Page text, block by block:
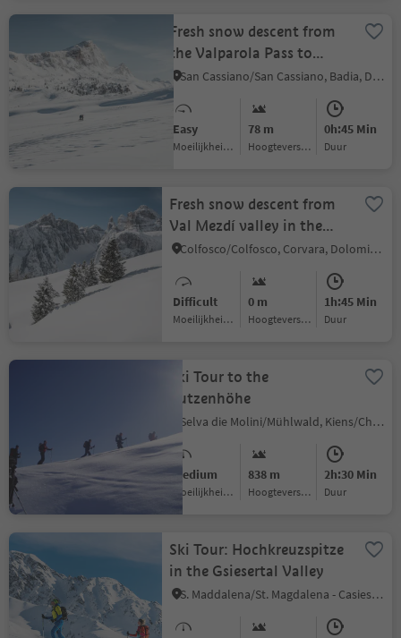
Fresh snow descent from
the Valparola Pass to
Armentarola
San Cassiano/San Cassiano, Badia, Dolomites Region Alta Badia
Easy
Moeilijkheidsgraad
78 m
Hoogteverschil
0h:45 Min
Duur
Fresh snow descent from
Val Mezdí valley in the
Sella group
Colfosco/Colfosco, Corvara, Dolomites Region Alta Badia
Difficult
Moeilijkheidsgraad
0 m
Hoogteverschil
1h:45 Min
Duur
Ski Tour to the
Putzenhöhe
Selva die Molini/Mühlwald, Kiens/Chienes, Dolomites Region Kronplatz/Plan de Corones
Medium
Moeilijkheidsgraad
838 m
Hoogteverschil
2h:30 Min
Duur
Ski Tour: Hochkreuzspitze
in the Gsiesertal Valley
S. Maddalena/St. Magdalena - Casies/Gsies, Gsies/Valle di Casies